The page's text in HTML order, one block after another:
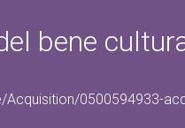
bene
0500594933-